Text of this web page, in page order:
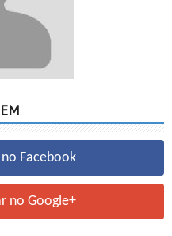
Facebook
no Google+